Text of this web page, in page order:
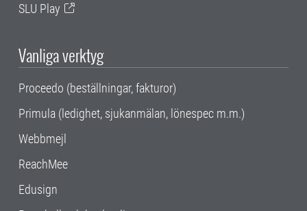
SLU Play
Vanliga verktyg
Proceedo (beställningar, fakturor)
Primula (ledighet, sjukanmälan, lönespec m.m.)
Webbmejl
ReachMee
Edusign